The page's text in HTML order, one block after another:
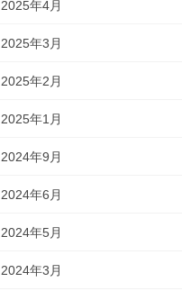
2025年4月
2025年3月
2025年2月
2025年1月
2024年9月
2024年6月
2024年5月
2024年3月